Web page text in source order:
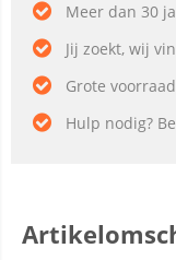
Meer dan 30
Jij zoekt, wij
Grote
Hulp nodig?